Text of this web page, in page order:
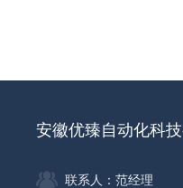
安徽优臻自动化科技
联系人：范经理